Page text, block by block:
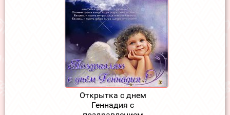
Открытка с днем
Геннадия с